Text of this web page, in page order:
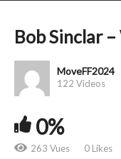
Bob Sinclar –
Bob Sinclar
MoveFF2024
122 Videos
0%
263 Vues 0 Likes